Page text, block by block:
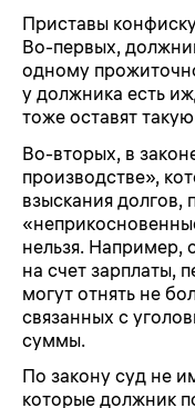
Приставы
Во-первых,
одному
у должника есть
тоже оставят
Во-вторых, в
производстве»,
взыскания долгов,
нельзя. Например,
на счет зарплаты,
могут отнять не
связанных с
суммы.
По закону суд не
которые должник